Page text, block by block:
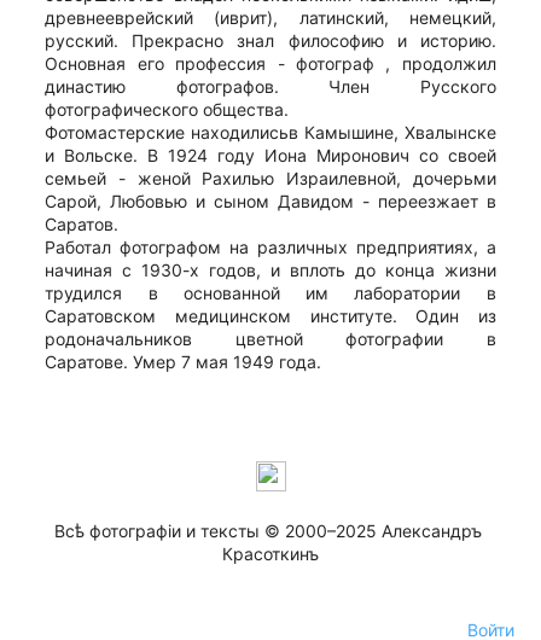
древнееврейский (иврит), латинский, немецкий,
русский. Прекрасно знал философию и историю.
Основная его профессия - фотограф , продолжил
династию фотографов. Член Русского
фотографического общества.
Фотомастерские находилисьв Камышине, Хвалынске
и Вольске. В 1924 году Иона Миронович со своей
семьей - женой Рахилью Израилевной, дочерьми
Сарой, Любовью и сыном Давидом - переезжает в
Саратов.
Работал фотографом на различных предприятиях, а
начиная с 1930-х годов, и вплоть до конца жизни
трудился в основанной им лаборатории в
Саратовском медицинском институте. Один из
родоначальников цветной фотографии в
Саратове. Умер 7 мая 1949 года.
Всѣ фотографiи и тексты © 2000–2025 Александръ
Красоткинъ
Войти